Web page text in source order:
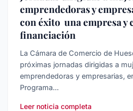
emprendedoras y
con éxito una empresa y
financiación
La Cámara de Comercio de
próximas jornadas dirigidas a
emprendedoras y empresarias,
Programa...
Leer noticia completa